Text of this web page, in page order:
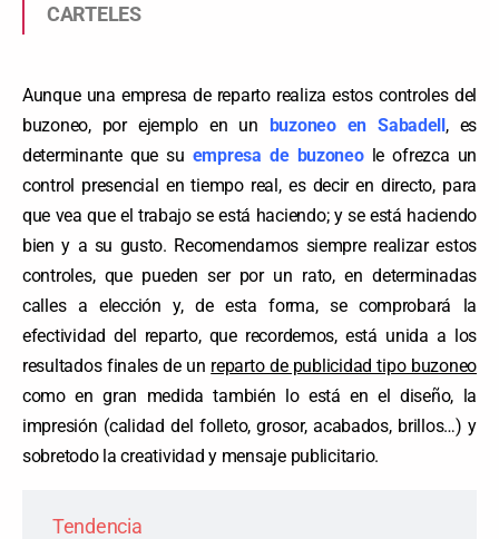
CARTELES
Aunque una empresa de reparto realiza estos controles del
buzoneo, por ejemplo en un buzoneo en Sabadell, es
determinante que su empresa de buzoneole ofrezca un
control presencial en tiempo real, es decir en directo, para
que vea que el trabajo se está haciendo; y se está haciendo
bien y a su gusto. Recomendamos siempre realizar estos
controles, que pueden ser por un rato, en determinadas
calles a elección y, de esta forma, se comprobará la
efectividad del reparto, que recordemos, está unida a los
resultados finales de un reparto de publicidad tipo buzoneo
como en gran medida también lo está en el diseño, la
impresión (calidad del folleto, grosor, acabados, brillos…) y
sobretodo la creatividad y mensaje publicitario.
Tendencia